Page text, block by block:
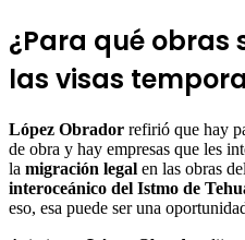
¿Para qué obras
las visas
López Obrador refirió que hay
de obra y hay empresas que les
la migración legal en las obras del
interoceánico del Istmo de
eso, esa puede ser una